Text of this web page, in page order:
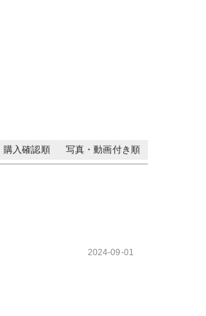
購入確認順 写真・動画付き順
2024-09-01